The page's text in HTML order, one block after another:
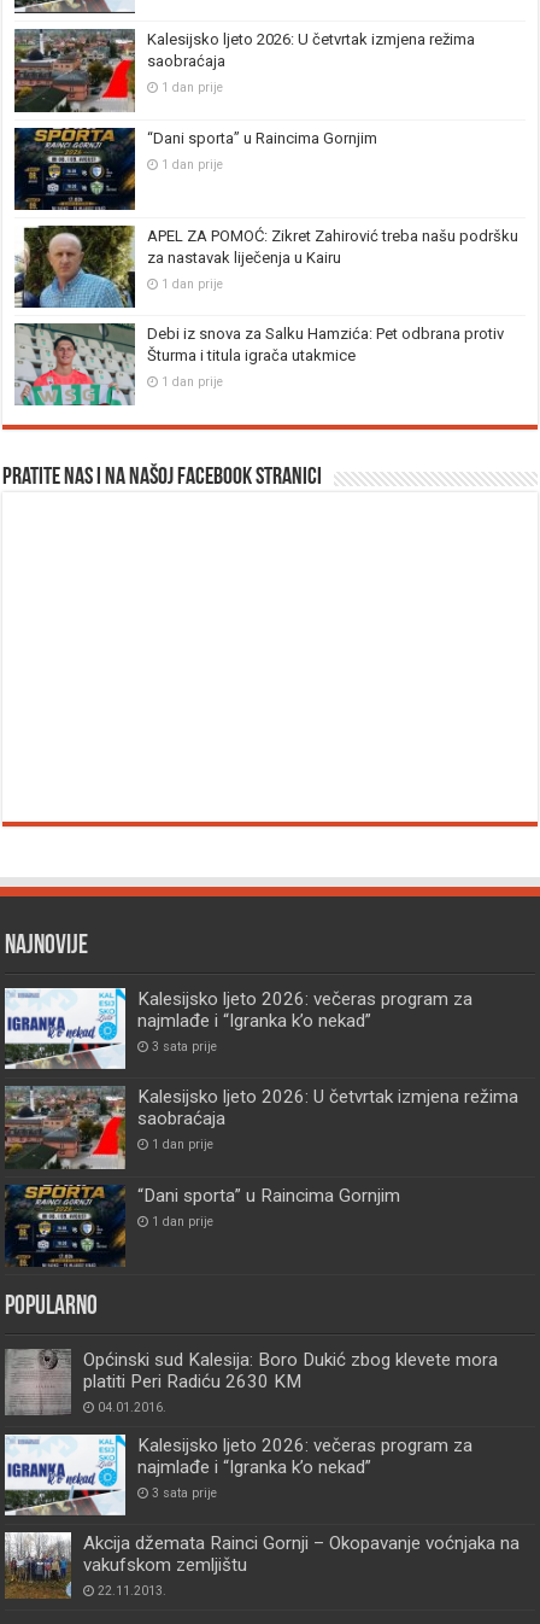
Kalesijsko ljeto 2026: U četvrtak izmjena režima
saobraćaja
1 dan prije
“Dani sporta” u Raincima Gornjim
1 dan prije
APEL ZA POMOĆ: Zikret Zahirović treba našu podršku
za nastavak liječenja u Kairu
1 dan prije
Debi iz snova za Salku Hamzića: Pet odbrana protiv
Šturma i titula igrača utakmice
1 dan prije
Pratite nas i na našoj facebook stranici
Najnovije
Kalesijsko ljeto 2026: večeras program za
najmlađe i “Igranka k’o nekad”
3 sata prije
Kalesijsko ljeto 2026: U četvrtak izmjena režima
saobraćaja
1 dan prije
“Dani sporta” u Raincima Gornjim
1 dan prije
Popularno
Općinski sud Kalesija: Boro Dukić zbog klevete mora
platiti Peri Radiću 2630 KM
04.01.2016.
Kalesijsko ljeto 2026: večeras program za
najmlađe i “Igranka k’o nekad”
3 sata prije
Akcija džemata Rainci Gornji – Okopavanje voćnjaka na
vakufskom zemljištu
22.11.2013.